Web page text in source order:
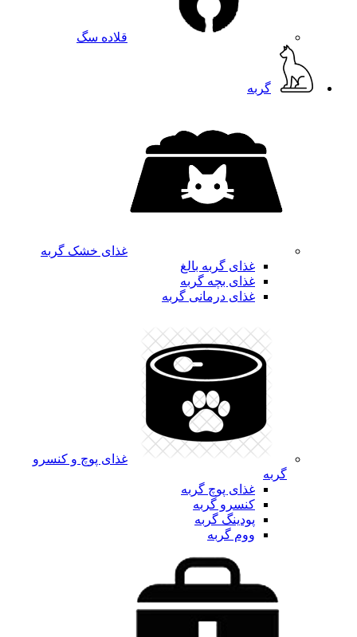
قلاده سگ
گربه
غذای خشک گربه
غذای گربه بالغ
غذای بچه گربه
غذای درمانی گربه
غذای پوچ و کنسرو
گربه
غذای پوچ گربه
کنسرو گربه
پودینگ گربه
ووم گربه